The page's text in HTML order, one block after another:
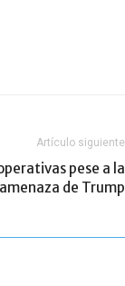
Artículo siguiente
pese a la
amenaza de Trump